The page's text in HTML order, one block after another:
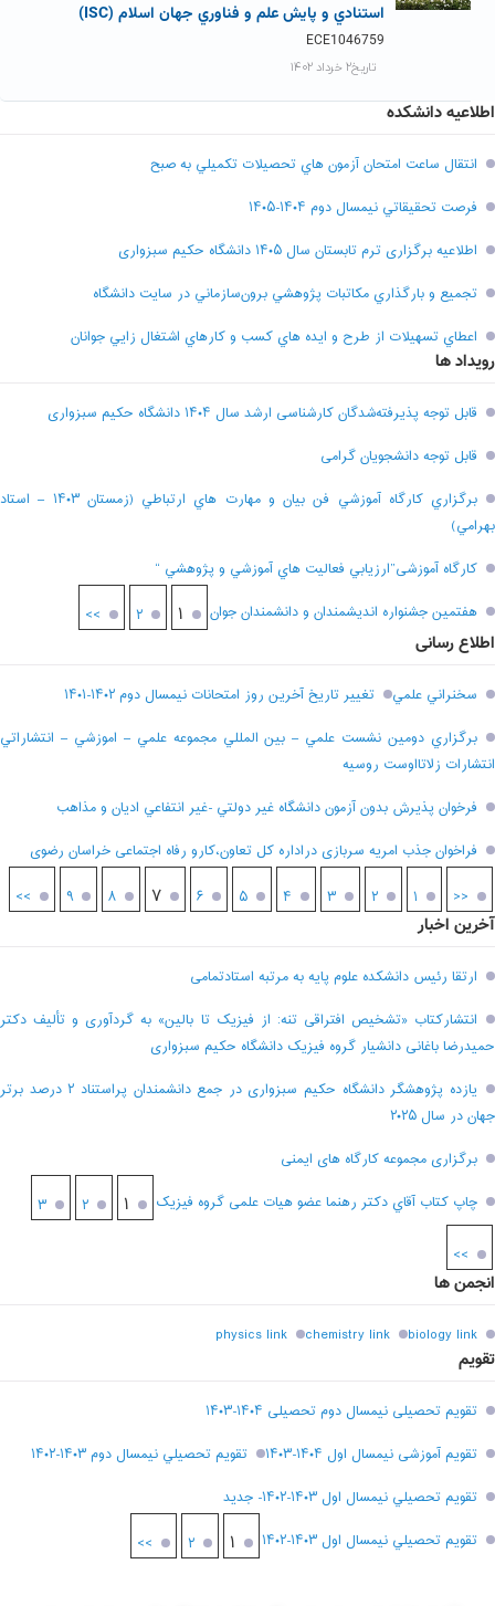
استنادي و پايش علم و فناوري جهان اسلام (ISC)
ECE1046759
تاریخ۲ خرداد ۱۴۰۲
اطلاعیه دانشکده
انتقال ساعت امتحان آزمون هاي تحصيلات تکميلي به صبح
فرصت تحقيقاتي نیمسال دوم ۱۴۰۴-۱۴۰۵
اطلاعیه برگزاری ترم تابستان سال ۱۴۰۵ دانشگاه حکیم سبزواری
تجميع و بارگذاري مکاتبات پژوهشي برون‌سازماني در سايت دانشگاه
اعطاي تسهيلات از طرح و ايده هاي کسب و کارهاي اشتغال زايي جوانان
رویداد ها
قابل توجه پذیرفته‌شدگان کارشناسی ارشد سال ۱۴۰۴ دانشگاه حکیم سبزواری
قابل توجه دانشجویان گرامی
برگزاري کارگاه آموزشي فن بيان و مهارت هاي ارتباطي (زمستان ۱۴۰۳ – استاد
بهرامي)
کارگاه آموزشی”ارزيابي فعاليت هاي آموزشي و پژوهشي “
هفتمين جشنواره انديشمندان و دانشمندان جوان
۱ ۲ >>
اطلاع رسانی
سخنراني علمي
تغيير تاريخ آخرين روز امتحانات نيمسال دوم ۱۴۰۲-۱۴۰۱
برگزاري دومين نشست علمي – بين المللي مجموعه علمي – اموزشي – انتشاراتي
انتشارات زلاتااوست روسيه
فرخوان پذيرش بدون آزمون دانشگاه غير دولتي -غير انتفاعي اديان و مذاهب
فراخوان جذب امریه سربازی دراداره کل تعاون،کارو رفاه اجتماعی خراسان رضوی
<< ۱ ۲ ۳ ۴ ۵ ۶ ۷ ۸ ۹ >>
آخرین اخبار
ارتقا رئیس دانشکده علوم پایه به مرتبه استادتمامی
انتشارکتاب «تشخیص افتراقی تنه: از فیزیک تا بالین» به گردآوری و تألیف دکتر
حمیدرضا باغانی دانشیار گروه فیزیک دانشگاه حکیم سبزواری
یازده پژوهشگر دانشگاه حکیم سبزواری در جمع دانشمندان پراستناد ۲ درصد برتر
جهان در سال ۲۰۲۵
برگزاری مجموعه کارگاه های ایمنی
چاپ کتاب آقاي دکتر رهنما عضو هیات علمی گروه فیزیک
۱ ۲ ۳
>>
انجمن ها
biology link
chemistry link
physics link
تقویم
تقویم تحصیلی نیمسال دوم تحصیلی ۱۴۰۴-۱۴۰۳
تقویم آموزشی نیمسال اول ۱۴۰۴-۱۴۰۳
تقويم تحصيلي نيمسال دوم ۱۴۰۳-۱۴۰۲
تقويم تحصيلي نيمسال اول ۱۴۰۳-۱۴۰۲- جديد
تقويم تحصيلي نيمسال اول ۱۴۰۳-۱۴۰۲
۱ ۲ >>